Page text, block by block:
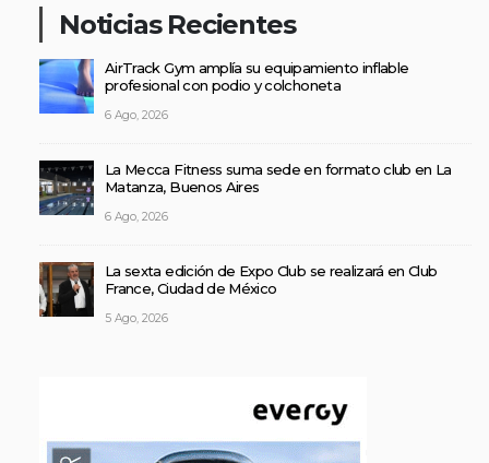
Noticias Recientes
AirTrack Gym amplía su equipamiento inflable
profesional con podio y colchoneta
6 Ago, 2026
La Mecca Fitness suma sede en formato club en La
Matanza, Buenos Aires
6 Ago, 2026
La sexta edición de Expo Club se realizará en Club
France, Ciudad de México
5 Ago, 2026